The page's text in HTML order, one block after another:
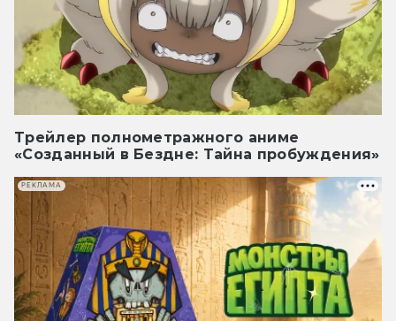
Трейлер полнометражного аниме
«Созданный в Бездне: Тайна пробуждения»
РЕКЛАМА